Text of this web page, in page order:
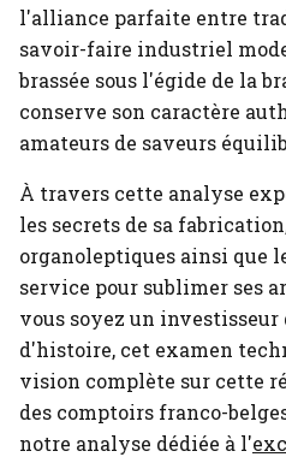
l'alliance parfaite entre
savoir-faire industriel
brassée sous l'égide de la
conserve son caractère
amateurs de saveurs
À travers cette analyse
les secrets de sa
organoleptiques ainsi que
service pour sublimer ses
vous soyez un investisseur
d'histoire, cet examen
vision complète sur cette
des comptoirs franco-
notre analyse dédiée à l'